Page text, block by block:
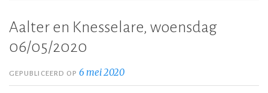
Aalter en Knesselare, woensdag
06/05/2020
GEPUBLICEERD OP6 mei 2020